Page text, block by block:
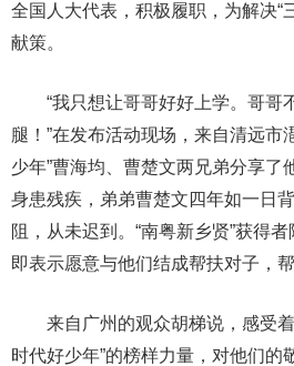
全国人大代表，积极履职，为解决“
献策。
“我只想让哥哥好好上学。哥哥
腿！”在发布活动现场，来自清远市
少年”曹海均、曹楚文两兄弟分享了
身患残疾，弟弟曹楚文四年如一日
阻，从未迟到。“南粤新乡贤”获得
即表示愿意与他们结成帮扶对子，
来自广州的观众胡梯说，感受着“
时代好少年”的榜样力量，对他们的